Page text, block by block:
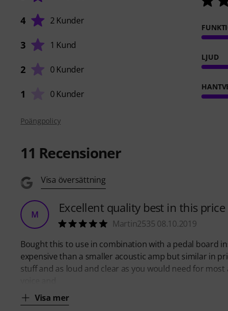
4 2 Kunder
3 1 Kund
2 0 Kunder
1 0 Kunder
LJUD
Poängpolicy
11 Recensioner
Visa översättning
M Excellent quality best in this price
Martin2535 08.10.2019
Bought this to use in combination with a pedal board
expensive than a smaller acoustic amp but similar in
stuff and as loud and clear as you would need for
Visa mer